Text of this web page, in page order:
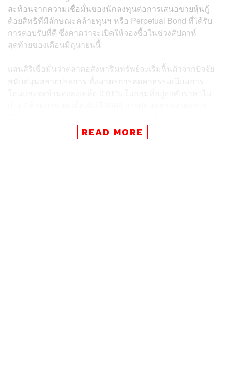
สะท้อนจากความเชื่อมั่นของนักลงทุนต่อการเสนอขายหุ้นกู้
ด้อยสิทธิที่มีลักษณะคล้ายทุนฯ หรือ Perpetual Bond ที่ได้รับ
การตอบรับที่ดี ซึ่งคาดว่าจะเปิดให้จองซื้อในช่วงสัปดาห์
สุดท้ายของเดือนมิถุนายนนี้
แสนสิริเชื่อมั่นว่าตลาดอสังหาริมทรัพย์จะเริ่มฟื้นตัวจากปัจจัย
สนับสนุนหลายประการ ทั้งมาตรการลดค่าธรรมเนียมการ
READ MORE